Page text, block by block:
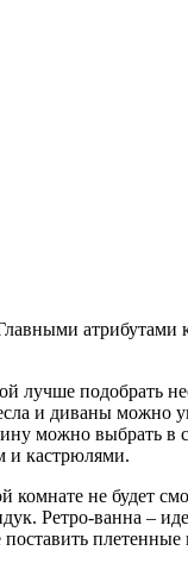
атрибутами
подобрать
и диваны
можно выбрать в
и кастрюлями.
не будет
Ретро-ванна –
плетенные